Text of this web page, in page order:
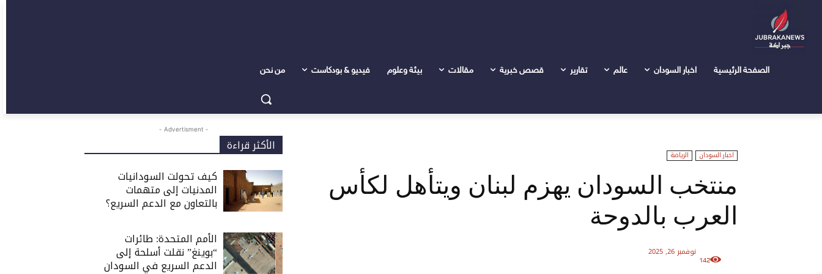
الصفحة الرئيسية اخبار السودان عالم تقارير قصص خبرية مقالات بيئة وعلوم فيديو & بودكاست من نحن
اخبار السودان الرياضة
منتخب السودان يهزم لبنان ويتأهل لكأس
العرب بالدوحة
نوفمبر 26, 2025
142
- Advertisment -
الأكثر قراءة
كيف تحولت السودانيات
المدنيات إلى متهمات
بالتعاون مع الدعم السريع؟
الأمم المتحدة: طائرات
“بوينغ” نقلت أسلحة إلى
الدعم السريع في السودان